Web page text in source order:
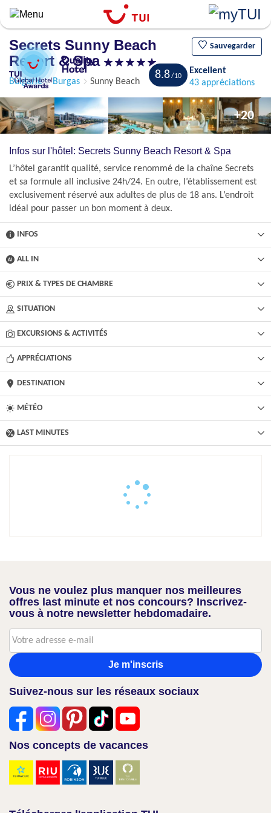
Aller
au
principal
Secrets Sunny Beach
Resort & Spa
Sauvegarder
Bulgarie Burgas Sunny Beach
8.8
Excellent
43 appréciations
+20
Infos sur l'hôtel: Secrets Sunny Beach Resort & Spa
L’hôtel garantit qualité, service renommé de la chaîne Secrets
et sa formule all inclusive 24h/24. En outre, l’établissement est
exclusivement réservé aux adultes de plus de 18 ans. L’endroit
idéal pour passer un bon moment à deux.
INFOS
ALL IN
PRIX & TYPES DE CHAMBRE
SITUATION
EXCURSIONS & ACTIVITÉS​
APPRÉCIATIONS
DESTINATION
MÉTÉO
LAST MINUTES
Vous ne voulez plus manquer nos meilleures
offres last minute et nos concours? Inscrivez-
vous à notre newsletter hebdomadaire.
Je m'inscris
Suivez-nous sur les réseaux sociaux
Nos concepts de vacances